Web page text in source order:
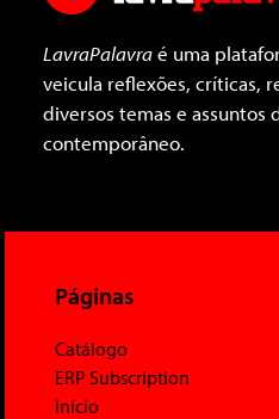
LavraPalavraé uma
veicula reflexões, críticas,
diversos temas e assuntos
contemporâneo.
Páginas
Catálogo
ERP Subscription
Início